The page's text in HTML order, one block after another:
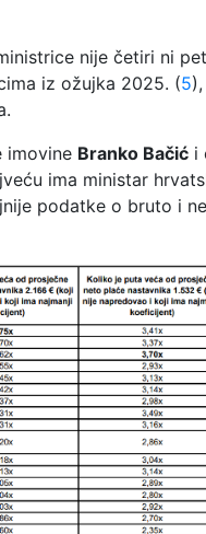
nije četiri ni
iz ožujka 2025. (5
imovine Branko Bačić i
ima ministar
podatke o bruto i